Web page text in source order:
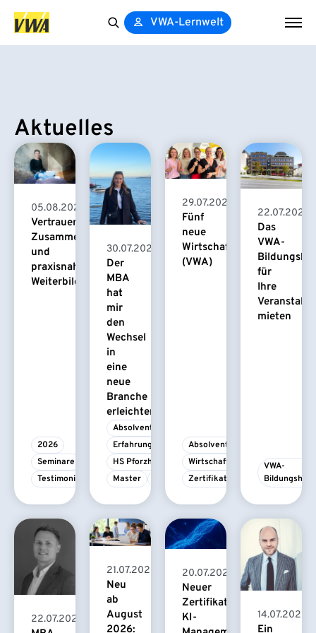
VWA-Lernwelt
Aktuelles
05.08.2026
Vertrauensvolle
Zusammenarbeit
und
praxisnahe
Weiterbildung
2026
Seminare
Testimonial
30.07.2026
Der
MBA
hat
mir
den
Wechsel
in
eine
neue
Branche
erleichtert
Absolvent/-in
Erfahrungsbericht
HS Pforzheim
Master
29.07.2026
Fünf
neue
Wirtschaftspsychologinnen
(VWA)
Absolvent/-in
Wirtschaftspsychologie
Zertifikatskurs
22.07.2026
Das
VWA-
für
Ihre
mieten
VWA-
Bildungshaus
22.07.2026
21.07.2026
Neu
ab
August
2026:
20.07.2026
Neuer
Zertifikatskurs
KI-
14.07.2026
Ein